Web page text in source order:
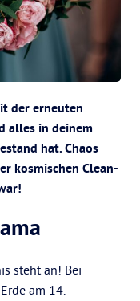
der erneuten
alles in deinem
hat. Chaos
kosmischen Clean-
steht an! Bei
am 14.